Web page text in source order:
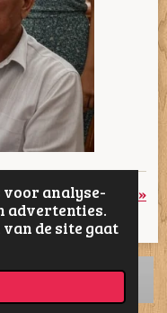
voor analyse-
advertenties.
de site gaat
Volgende »